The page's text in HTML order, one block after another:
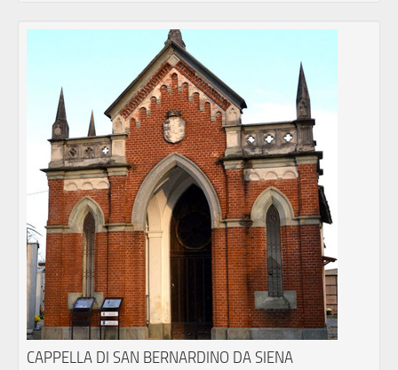
CAPPELLA DI SAN BERNARDINO DA SIENA